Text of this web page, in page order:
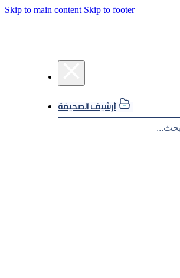
Skip to main content Skip to footer
أرشيف الصحيفة